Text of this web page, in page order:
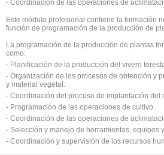
- Coordinación de las operaciones de
Este módulo profesional contiene la formación
función de programación de la producción de
La programación de la producción de plantas
como:
- Planificación de la producción del vivero
- Organización de los procesos de obtención y
y material vegetal.
- Coordinación del proceso de implantación del
- Programación de las operaciones de cultivo.
- Coordinación de las operaciones de
- Selección y manejo de herramientas, equipos
- Coordinación y supervisión de los recursos